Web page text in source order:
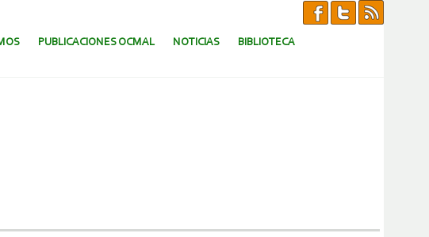
PUBLICACIONES OCMAL NOTICIAS BIBLIOTECA